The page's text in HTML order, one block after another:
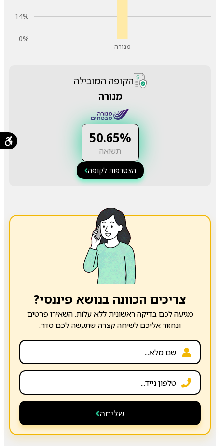
מנורה
0%
14%
הקופה המובילה
מנורה
50.65%
תשואה
הצטרפות לקופה
צריכים הכוונה בנושא פיננסי?
מגיעה לכם בדיקה ראשונית ללא עלות. השאירו פרטים
ונחזור אליכם לשיחה קצרה שתעשה לכם סדר.
שליחה